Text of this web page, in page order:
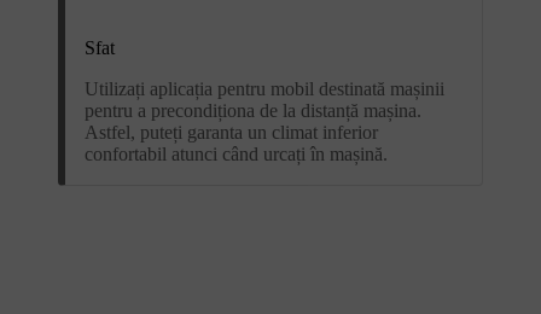
Sfat
Utilizați aplicația pentru mobil destinată mașinii
pentru a precondiționa de la distanță mașina.
Astfel, puteți garanta un climat inferior
confortabil atunci când urcați în mașină.